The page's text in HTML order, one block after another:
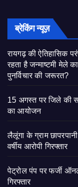
ब्रेकिंग न्यूज़
रायगढ़ की ऐतिहासिक
रहता है जन्माष्टमी मेले
पुनर्विचार की जरूरत?
15 अगस्त पर जिले की
का आयोजन
लैलूंगा के ग्राम
वर्षीय आरोपी गिरफ्तार
पेट्रोल पंप पर फर्जी
गिरफ्तार